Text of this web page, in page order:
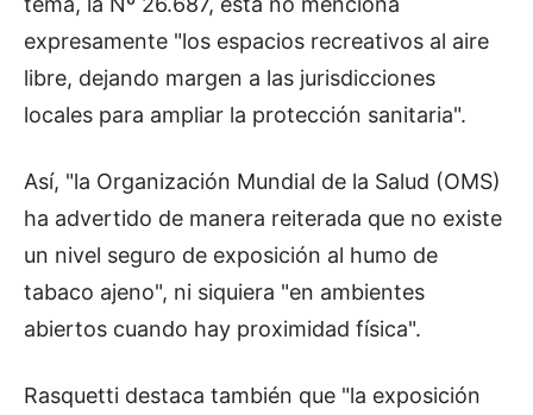
expresamente "los espacios recreativos al aire
libre, dejando margen a las jurisdicciones
locales para ampliar la protección sanitaria".
Así, "la Organización Mundial de la Salud (OMS)
ha advertido de manera reiterada que no existe
un nivel seguro de exposición al humo de
tabaco ajeno", ni siquiera "en ambientes
abiertos cuando hay proximidad física".
Rasquetti destaca también que "la exposición